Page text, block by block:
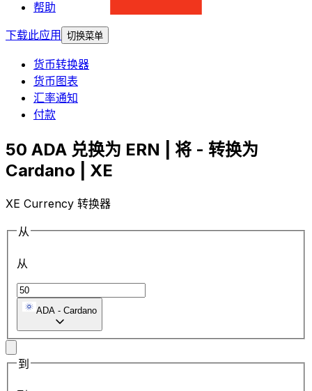
帮助
下载此应用
切换菜单
货币转换器
货币图表
汇率通知
付款
50 ADA 兑换为 ERN | 将 - 转换为
Cardano | XE
XE Currency 转换器
从
从
ADA - Cardano
到